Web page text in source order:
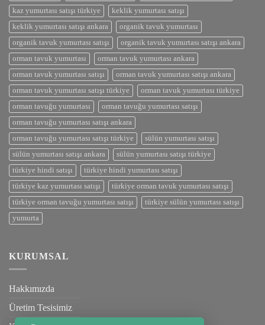
kaz yumurtası satışı türkiye
keklik yumurtası satışı
keklik yumurtası satışı ankara
organik tavuk yumurtası
organik tavuk yumurtası satışı
organik tavuk yumurtası satışı ankara
orman tavuk yumurtası
orman tavuk yumurtası ankara
orman tavuk yumurtası satışı
orman tavuk yumurtası satışı ankara
orman tavuk yumurtası satışı türkiye
orman tavuk yumurtası türkiye
orman tavuğu yumurtası
orman tavuğu yumurtası satışı
orman tavuğu yumurtası satışı ankara
orman tavuğu yumurtası satışı türkiye
sülün yumurtası satışı
sülün yumurtası satışı ankara
sülün yumurtası satışı türkiye
türkiye hindi satışı
türkiye hindi yumurtası satışı
türkiye kaz yumurtası satışı
türkiye orman tavuk yumurtası satışı
türkiye orman tavuğu yumurtası satışı
türkiye sülün yumurtası satışı
yumurta
KURUMSAL
Hakkımızda
Üretim Tesisimiz